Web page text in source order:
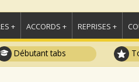
+ ACCORDS + REPRISES +
Débutant tabs